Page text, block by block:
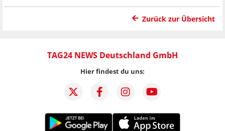
Zurück zur Übersicht
TAG24 NEWS Deutschland GmbH
Hier findest du uns: